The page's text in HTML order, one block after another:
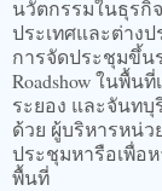
นวัตกรรมในธุรกิ
ประเทศและต่าง
การจัดประชุมขึ้น
Roadshow ในพื้น
ระยอง และจันทบุ
ด้วย ผู้บริหารหน่
ประชุมหารือเพื่อ
พื้นที่